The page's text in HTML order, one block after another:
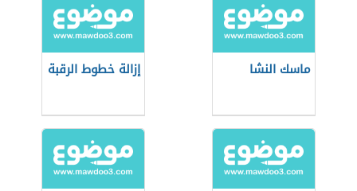
ماسك النشا إزالة خطوط الرقبة